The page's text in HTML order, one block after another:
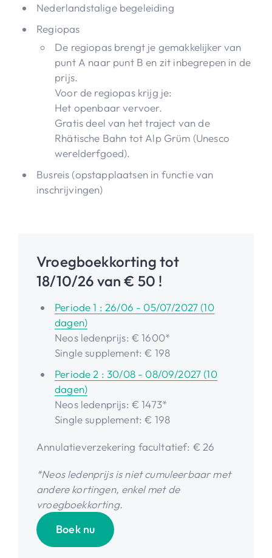
Nederlandstalige begeleiding
Regiopas
De regiopas brengt je gemakkelijker van
punt A naar punt B en zit inbegrepen in de
prijs.
Voor de regiopas krijg je:
Het openbaar vervoer.
Gratis deel van het traject van de
Rhätische Bahn tot Alp Grüm (Unesco
werelderfgoed).
Busreis (opstapplaatsen in functie van
inschrijvingen)
Vroegboekkorting tot
18/10/26 van € 50 !
Periode 1 : 26/06 - 05/07/2027 (10
dagen)
Neos ledenprijs: € 1600*
Single supplement: € 198
Periode 2 : 30/08 - 08/09/2027 (10
dagen)
Neos ledenprijs: € 1473*
Single supplement: € 198
Annulatieverzekering facultatief: € 26
*Neos ledenprijs is niet cumuleerbaar met
andere kortingen, enkel met de
vroegboekkorting.
Boek nu